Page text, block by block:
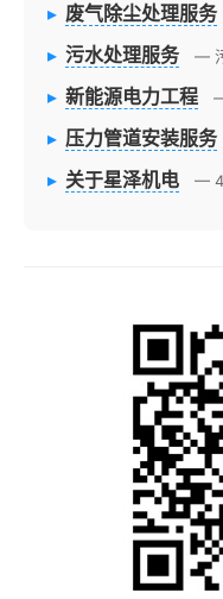
▸ 废气除尘处理服务
▸ 污水处理服务 —
▸ 新能源电力工程
▸ 压力管道安装服务
▸ 关于星泽机电 —